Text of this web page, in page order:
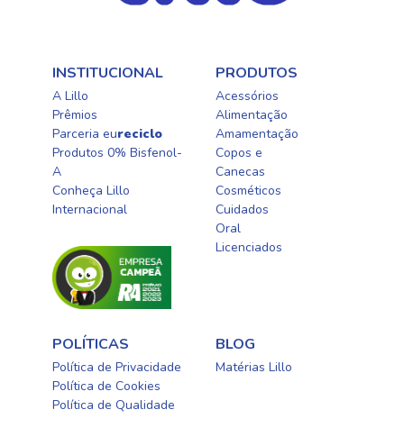
INSTITUCIONAL
A Lillo
Prêmios
Parceria eureciclo
Produtos 0% Bisfenol-
A
Conheça Lillo
Internacional
PRODUTOS
Acessórios
Alimentação
Amamentação
Copos e
Canecas
Cosméticos
Cuidados
Oral​
Licenciados​
POLÍTICAS
Política de Privacidade
Política de Cookies
Política de Qualidade
BLOG
Matérias Lillo